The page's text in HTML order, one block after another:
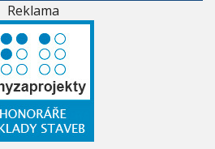
Reklama